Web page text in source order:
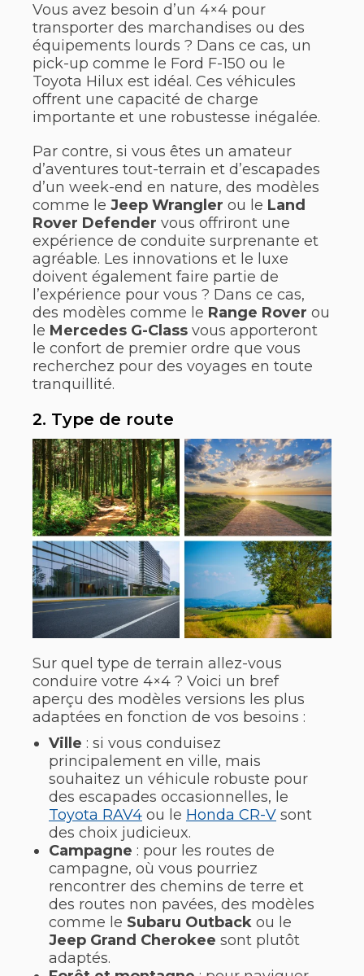
Vous avez besoin d’un 4×4 pour
transporter des marchandises ou des
équipements lourds ? Dans ce cas, un
pick-up comme le Ford F-150 ou le
Toyota Hilux est idéal. Ces véhicules
offrent une capacité de charge
importante et une robustesse inégalée.
Par contre, si vous êtes un amateur
d’aventures tout-terrain et d’escapades
d’un week-end en nature, des modèles
comme le Jeep Wrangler ou le Land
Rover Defender vous offriront une
expérience de conduite surprenante et
agréable. Les innovations et le luxe
doivent également faire partie de
l’expérience pour vous ? Dans ce cas,
des modèles comme le Range Rover ou
le Mercedes G-Class vous apporteront
le confort de premier ordre que vous
recherchez pour des voyages en toute
tranquillité.
2. Type de route
Sur quel type de terrain allez-vous
conduire votre 4×4 ? Voici un bref
aperçu des modèles versions les plus
adaptées en fonction de vos besoins :
Ville : si vous conduisez
principalement en ville, mais
souhaitez un véhicule robuste pour
des escapades occasionnelles, le
Toyota RAV4 ou le Honda CR-V sont
des choix judicieux.
Campagne : pour les routes de
campagne, où vous pourriez
rencontrer des chemins de terre et
des routes non pavées, des modèles
comme le Subaru Outback ou le
Jeep Grand Cherokee sont plutôt
adaptés.